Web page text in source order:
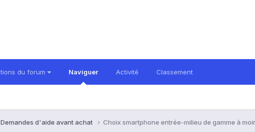
du forum Naviguer Activité Classement
d'aide avant achat Choix smartphone entrée-milieu de gamme à